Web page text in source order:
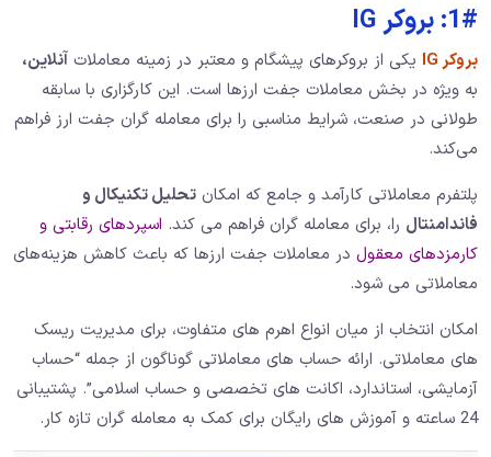
1#: بروکر IG
بروکر IG یکی از بروکرهای پیشگام و معتبر در زمینه معاملات آنلاین،
به ویژه در بخش معاملات جفت ارزها است. این کارگزاری با سابقه
طولانی در صنعت، شرایط مناسبی را برای معامله‌ گران جفت ارز فراهم
می‌کند.
پلتفرم معاملاتی کارآمد و جامع که امکان تحلیل تکنیکال و
فاندامنتال را، برای معامله ‌گران فراهم می ‌کند. اسپردهای رقابتی و
کارمزدهای معقول در معاملات جفت ارزها که باعث کاهش هزینه‌های
معاملاتی می‌ شود.
امکان انتخاب از میان انواع اهرم ‌های متفاوت، برای مدیریت ریسک
‌های معاملاتی. ارائه حساب‌ های معاملاتی گوناگون از جمله “حساب
آزمایشی، استاندارد، اکانت‌ های تخصصی و حساب اسلامی”. پشتیبانی
24 ساعته و آموزش‌ های رایگان برای کمک به معامله ‌گران تازه ‌کار.